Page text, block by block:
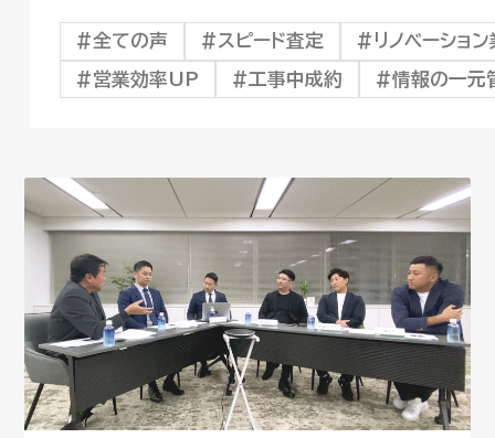
全ての声 スピード査定 リノベーショ
営業効率UP 工事中成約 情報の一元